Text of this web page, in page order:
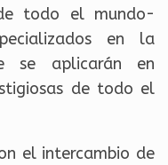
todo el mundo-
en la
se aplicarán en
de todo el
el intercambio de